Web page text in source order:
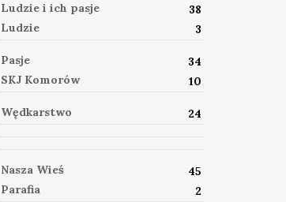
Ludzie i ich pasje
38
Ludzie
3
Pasje
34
SKJ Komorów
10
Wędkarstwo 24
Nasza Wieś
45
Parafia
2